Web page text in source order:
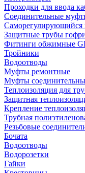
Проходки для ввода
Соединительные
Саморегулирующийся
Защитные трубы
Фитинги обжимные
Тройники
Водоотводы
Муфты ремонтные
Муфты
Теплоизоляция для
Защитная
Крепление
Трубная
Резьбовые
Бочата
Водоотводы
Водорозетки
Гайки